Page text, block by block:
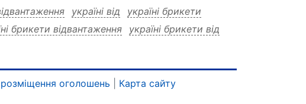
україні від
україні брикети
брикети відвантаження
україні брикети від
брикети
деревні брикети україні
оголошень Карта сайту